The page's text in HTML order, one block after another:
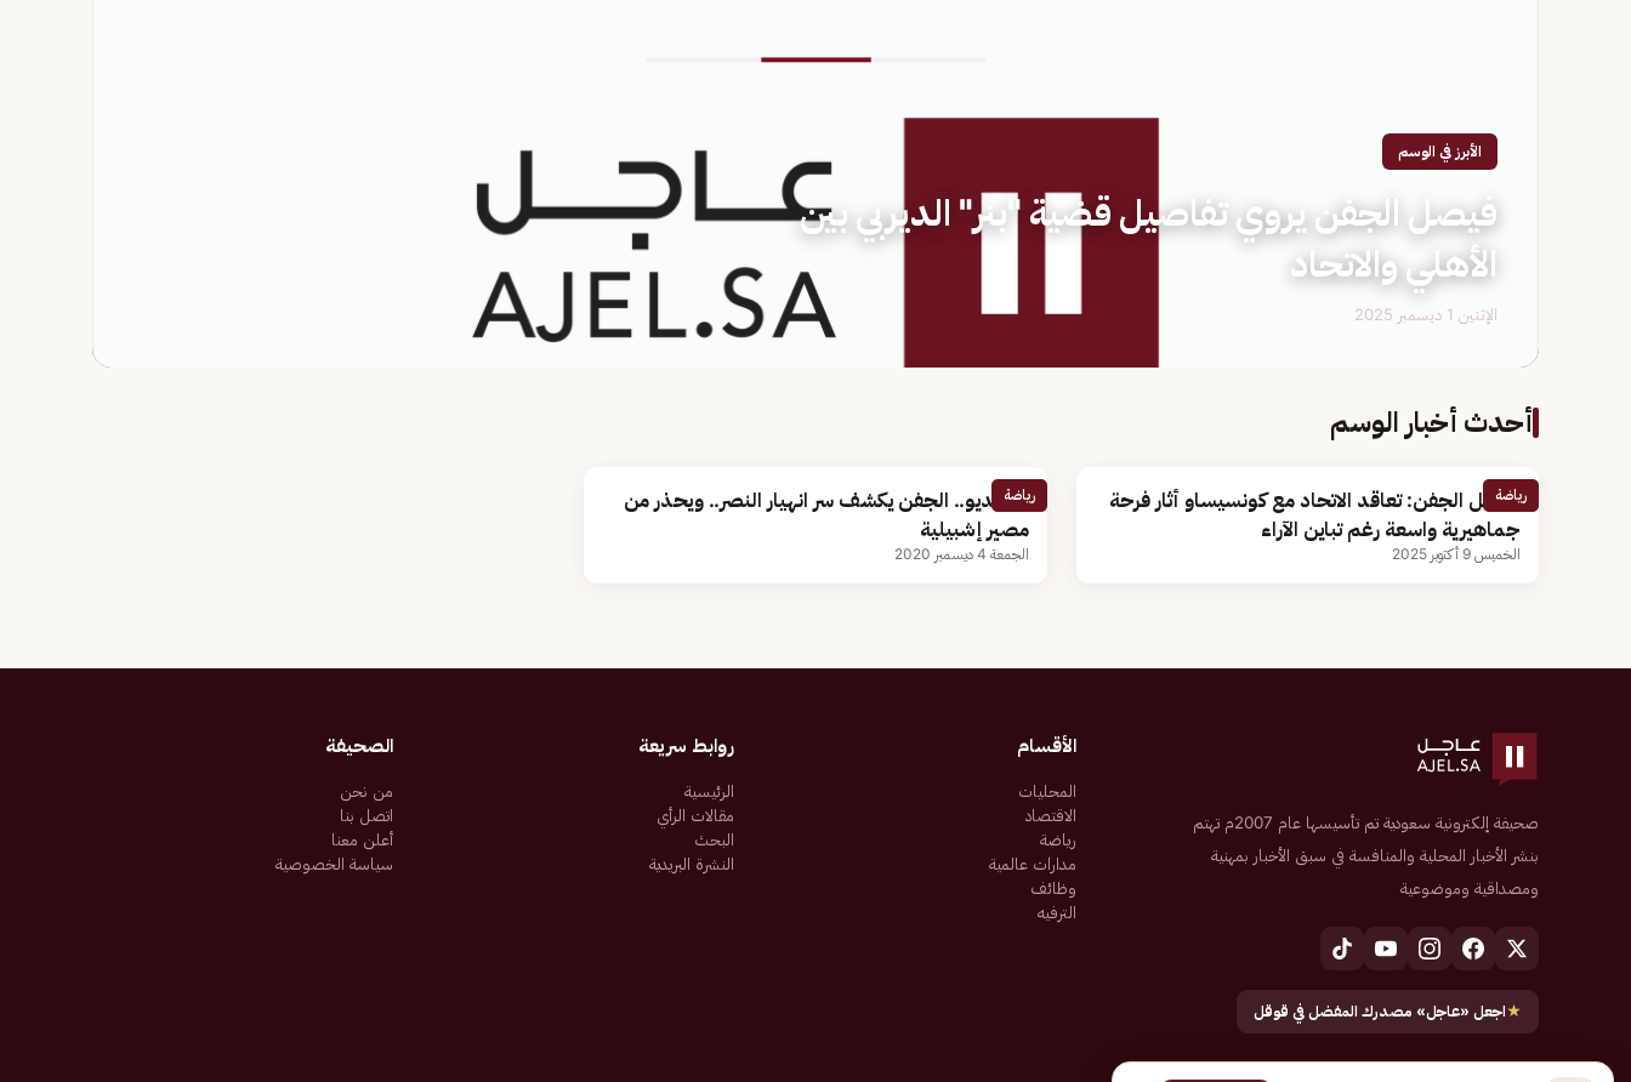
الأبرز في الوسم
فيصل الجفن يروي تفاصيل قضية "بنر" الديربي بين
الأهلي والاتحاد
الإثنين 1 ديسمبر 2025
أحدث أخبار الوسم
رياضة
فيصل الجفن: تعاقد الاتحاد مع كونسيساو أثار فرحة
جماهيرية واسعة رغم تباين الآراء
الخميس 9 أكتوبر 2025
رياضة
بالفيديو.. الجفن يكشف سر انهيار النصر.. ويحذر من
مصير إشبيلية
الجمعة 4 ديسمبر 2020
صحيفة إلكترونية سعودية تم تأسيسها عام 2007م تهتم
بنشر الأخبار المحلية والمنافسة في سبق الأخبار بمهنية
ومصداقية وموضوعية
★اجعل «عاجل» مصدرك المفضل في قوقل
الأقسام
المحليات
الاقتصاد
رياضة
مدارات عالمية
وظائف
الترفيه
روابط سريعة
الرئيسية
مقالات الرأي
البحث
النشرة البريدية
الصحيفة
من نحن
اتصل بنا
أعلن معنا
سياسة الخصوصية